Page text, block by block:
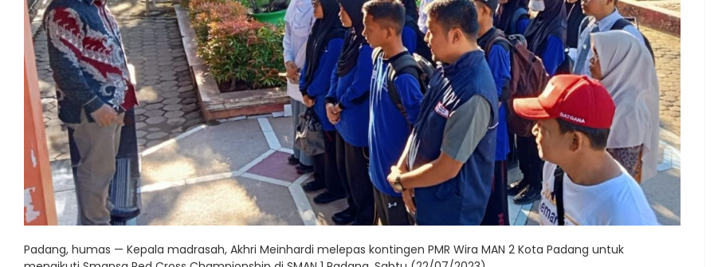
Padang, humas — Kepala madrasah, Akhri Meinhardi melepas kontingen PMR Wira MAN 2 Kota Padang untuk